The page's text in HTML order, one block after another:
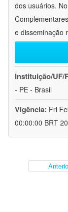
dos usuários.
e disseminação
Instituição/UF/
- PE - Brasil
Vigência: Fri
00:00:00 BRT